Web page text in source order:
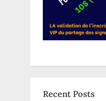
Recent Posts